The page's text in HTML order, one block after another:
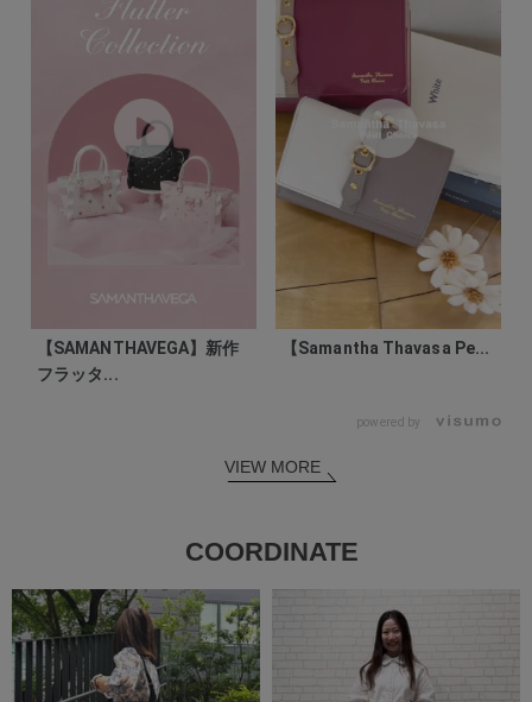
【SAMANTHAVEGA】新作
フラッタ...
【Samantha Thavasa Pe...
powered by
VIEW MORE
COORDINATE